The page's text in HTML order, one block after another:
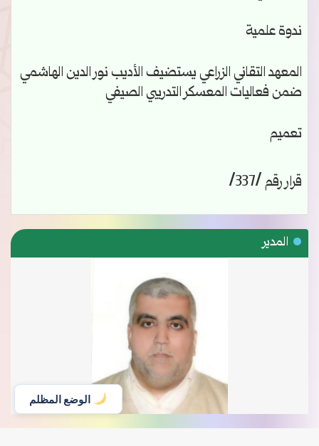
الوضع المظلم
ندوة علمية
المعهد التقاني الزراعي يستضيف الأديب نور الدين الهاشمي
ضمن فعاليات المعسكر التدريبي الصيفي
تعميم
قرار رقم /337/
المدير